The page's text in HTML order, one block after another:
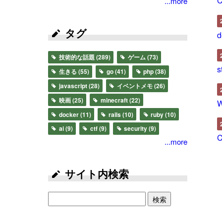
タグ
技術的な話題(289) ゲーム(73)
生きる (55) go(41) php(38)
javascript(28) イベントメモ(26)
映画(25) minecraft(22)
docker(11) rails (10) ruby(10)
ai(9) ctf(9) security(9)
...more
サイト内検索
検索